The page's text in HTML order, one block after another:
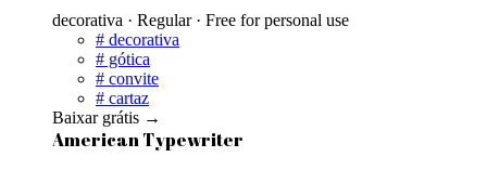
decorativa · Regular · Free for personal use
# decorativa
# gótica
# convite
# cartaz
Baixar grátis →
American Typewriter